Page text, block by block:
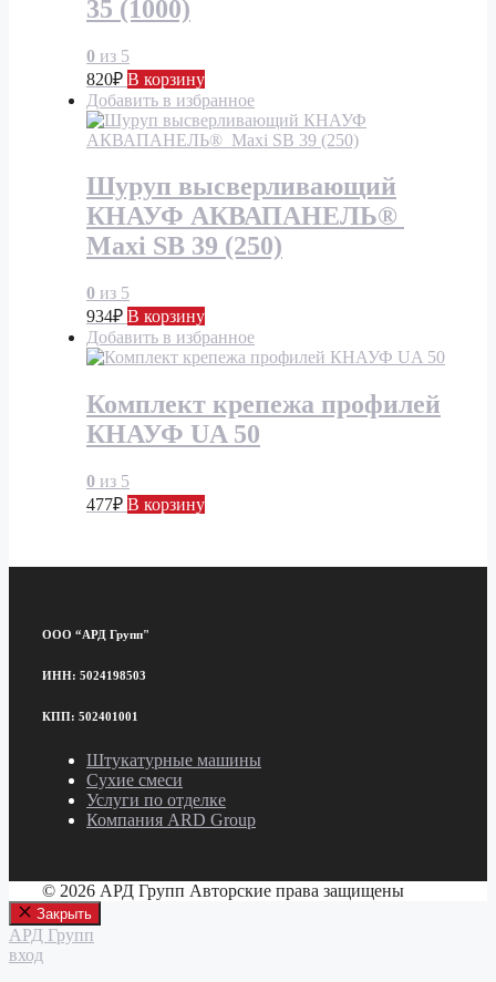
35 (1000)
0 из 5
820₽ В корзину
Добавить в избранное
Шуруп высверливающий
КНАУФ АКВАПАНЕЛЬ®
Maxi SB 39 (250)
0 из 5
934₽ В корзину
Добавить в избранное
Комплект крепежа профилей
КНАУФ UA 50
0 из 5
477₽ В корзину
ООО “АРД Групп"
ИНН: 5024198503
КПП: 502401001
Штукатурные машины
Сухие смеси
Услуги по отделке
Компания ARD Group
© 2026 АРД Групп Авторские права защищены
Закрыть
АРД Групп
вход